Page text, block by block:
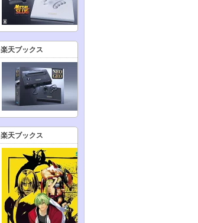
楽天ブックス
楽天ブックス